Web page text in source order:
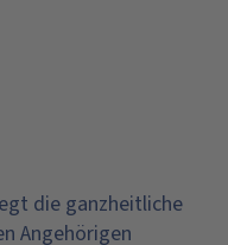
die ganzheitliche
Angehörigen